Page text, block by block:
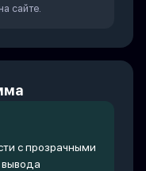
сайте.
с прозрачными